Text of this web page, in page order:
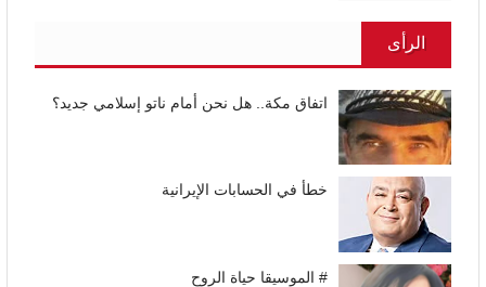
الرأى
اتفاق مكة.. هل نحن أمام ناتو إسلامي جديد؟
خطأ في الحسابات الإيرانية
# الموسيقا حياة الروح